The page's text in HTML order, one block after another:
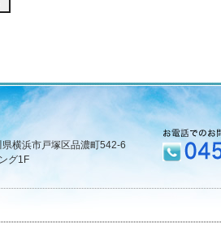
横浜市戸塚区品濃町542-6
グ1F